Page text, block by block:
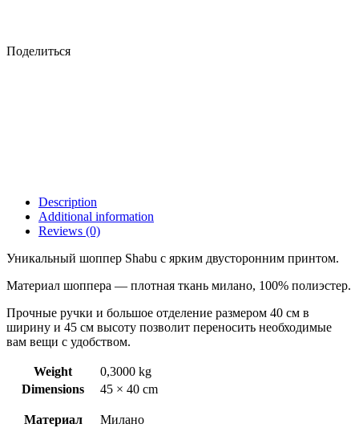
Поделиться
Description
Additional information
Reviews (0)
Уникальный шоппер Shabu с ярким двусторонним принтом.
Материал шоппера — плотная ткань милано, 100% полиэстер.
Прочные ручки и большое отделение размером 40 см в
ширину и 45 см высоту позволит переносить необходимые
вам вещи с удобством.
Weight
0,3000 kg
Dimensions
45 × 40 cm
Материал Милано